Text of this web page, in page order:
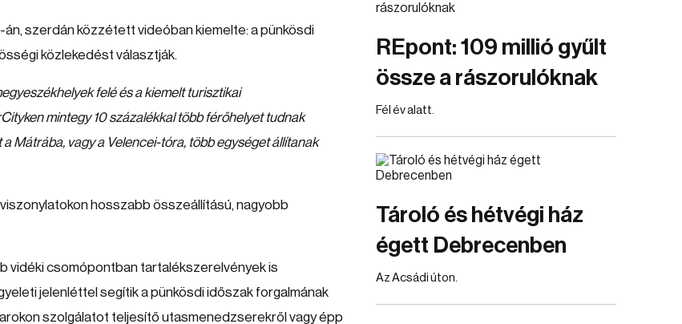
án, szerdán közzétett videóban kiemelte: a pünkösdi
közlekedést választják.
felé és a kiemelt turisztikai
mintegy 10 százalékkal több férőhelyet tudnak
Mátrába, vagy a Velencei-tóra, több egységet állítanak
hosszabb összeállítású, nagyobb
vidéki csomópontban tartalékszerelvények is
jelenléttel segítik a pünkösdi időszak forgalmának
szolgálatot teljesítő utasmenedzserekről vagy épp
REpont: 109 millió gyűlt
össze a rászorulóknak
Fél év alatt.
Tároló és hétvégi ház
égett Debrecenben
Az Acsádi úton.